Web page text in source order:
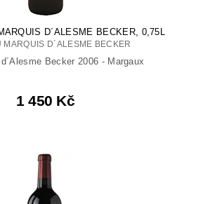
D´ALESME BECKER, 0,75L
MARQUIS D´ALESME BECKER
Becker 2006 - Margaux
1 450 Kč